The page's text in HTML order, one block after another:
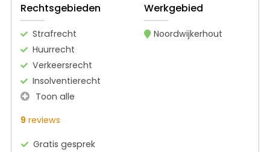
Rechtsgebieden
Strafrecht
Huurrecht
Verkeersrecht
Insolventierecht
Toon alle
Werkgebied
Noordwijkerhout
9 reviews
Gratis gesprek